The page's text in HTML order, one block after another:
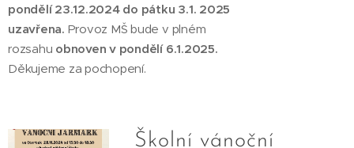
pondělí 23.12.2024 do pátku 3.1. 2025
uzavřena. Provoz MŠ bude v plném
rozsahu obnoven v pondělí 6.1.2025.
Děkujeme za pochopení.
Školní vánoční